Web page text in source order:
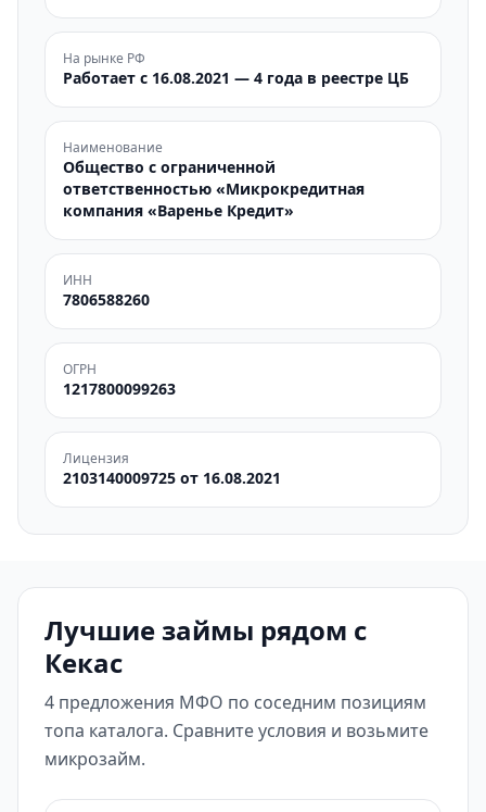
На рынке РФ
Работает с 16.08.2021 — 4 года в реестре ЦБ
Наименование
Общество с ограниченной
ответственностью «Микрокредитная
компания «Варенье Кредит»
ИНН
7806588260
ОГРН
1217800099263
Лицензия
2103140009725 от 16.08.2021
Лучшие займы рядом с
Кекас
4 предложения МФО по соседним позициям
топа каталога. Сравните условия и возьмите
микрозайм.